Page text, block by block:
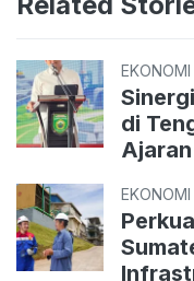
Sinergi
di